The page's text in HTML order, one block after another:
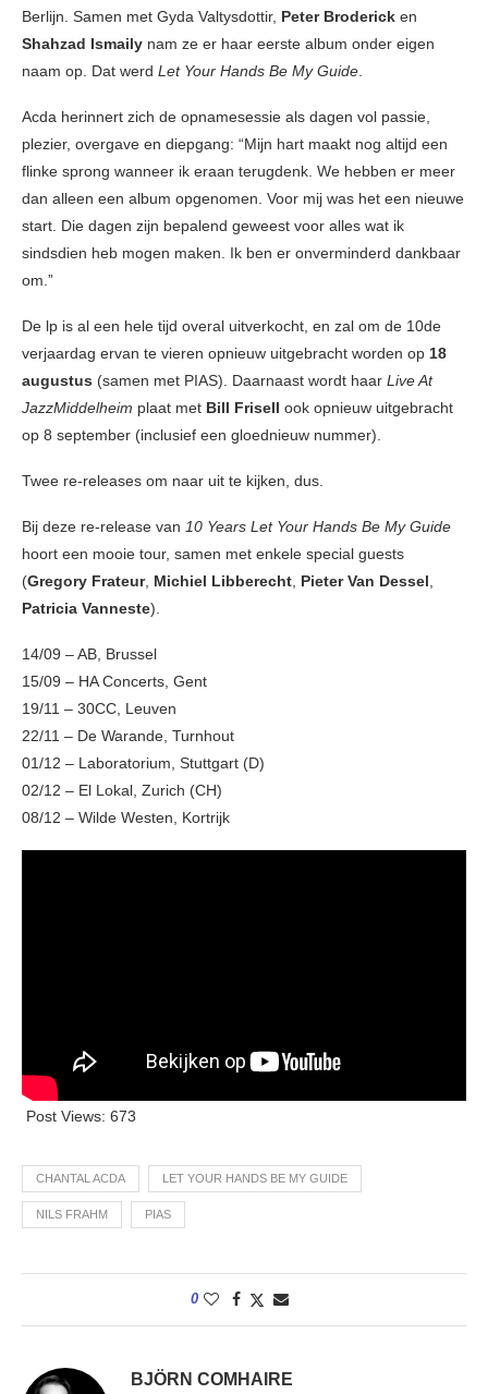
Berlijn. Samen met Gyda Valtysdottir, Peter Broderick en
Shahzad Ismaily nam ze er haar eerste album onder eigen
naam op. Dat werd Let Your Hands Be My Guide.
Acda herinnert zich de opnamesessie als dagen vol passie,
plezier, overgave en diepgang: “Mijn hart maakt nog altijd een
flinke sprong wanneer ik eraan terugdenk. We hebben er meer
dan alleen een album opgenomen. Voor mij was het een nieuwe
start. Die dagen zijn bepalend geweest voor alles wat ik
sindsdien heb mogen maken. Ik ben er onverminderd dankbaar
om.”
De lp is al een hele tijd overal uitverkocht, en zal om de 10de
verjaardag ervan te vieren opnieuw uitgebracht worden op 18
augustus (samen met PIAS). Daarnaast wordt haar Live At
JazzMiddelheim plaat met Bill Frisell ook opnieuw uitgebracht
op 8 september (inclusief een gloednieuw nummer).
Twee re-releases om naar uit te kijken, dus.
Bij deze re-release van 10 Years Let Your Hands Be My Guide
hoort een mooie tour, samen met enkele special guests
(Gregory Frateur, Michiel Libberecht, Pieter Van Dessel,
Patricia Vanneste).
14/09 – AB, Brussel
15/09 – HA Concerts, Gent
19/11 – 30CC, Leuven
22/11 – De Warande, Turnhout
01/12 – Laboratorium, Stuttgart (D)
02/12 – El Lokal, Zurich (CH)
08/12 – Wilde Westen, Kortrijk
Post Views: 673
CHANTAL ACDA LET YOUR HANDS BE MY GUIDE
NILS FRAHM PIAS
0
BJÖRN COMHAIRE